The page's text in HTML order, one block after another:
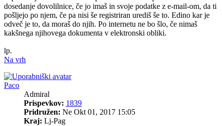
dosedanje dovolilnice, če jo imaš in svoje podatke z e-mail-om, da ti
pošljejo po njem, če pa nisi še registriran urediš še to. Edino kar je
odveč je to, da moraš do njih. Po internetu ne bo šlo, če nimaš
kakšnega njihovega dokumenta v elektronski obliki.
lp.
Na vrh
Paco
Admiral
Prispevkov: 1839
Pridružen: Ne Okt 01, 2017 15:05
Kraj: Lj-Pag